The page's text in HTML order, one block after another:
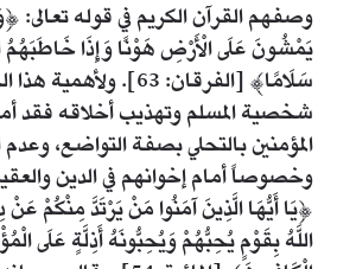
وصفهم القرآن الكريم في قوله تعالى:
يَمْشُونَ عَلَى الْأَرْضِ هَوْنًا وَإِذَا خَاطَبَهُمُ
سَلَامًا﴾ [الفرقان: 63].
شخصية المسلم وتهذيب أخلاقه فقد
المؤمنين بالتحلي بصفة التواضع، وعدم
وخصوصاً أمام إخوانهم في الدين
﴿يَا أَيُّهَا الَّذِينَ آمَنُوا مَنْ يَرْتَدَّ مِنْكُمْ
اللَّهُ بِقَوْمٍ يُحِبُّهُمْ وَيُحِبُّونَهُ أَذِلَّةٍ عَلَى